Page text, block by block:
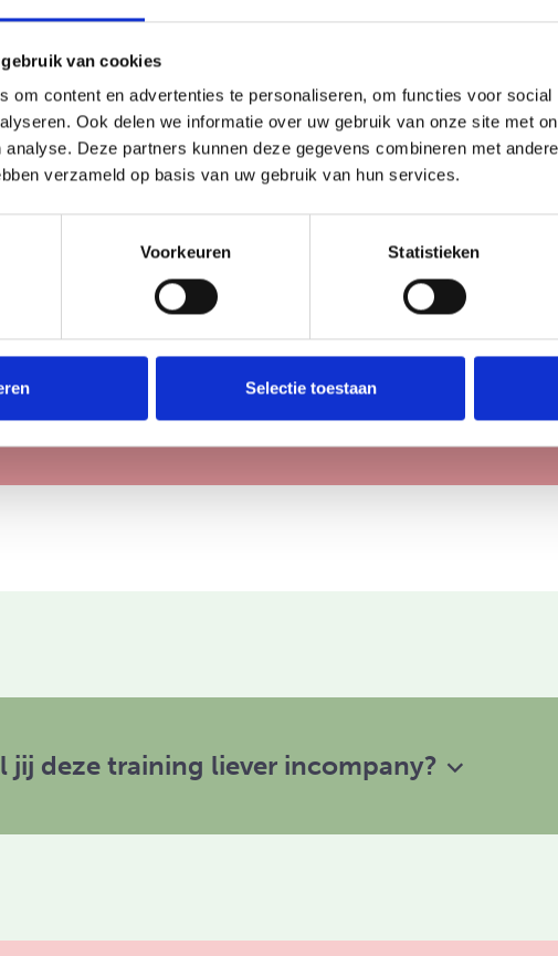
van cookies
om content en advertenties te personaliseren, om functies voor
Ook delen we informatie over uw gebruik van onze site met
analyse. Deze partners kunnen deze gegevens combineren met
verzameld op basis van uw gebruik van hun services.
Voorkeuren Statistieken
Selectie toestaan
volgens ons privacybeleid.
Velden met een asterisk zijn verplicht in te vullen velden.
jij deze training liever incompany?